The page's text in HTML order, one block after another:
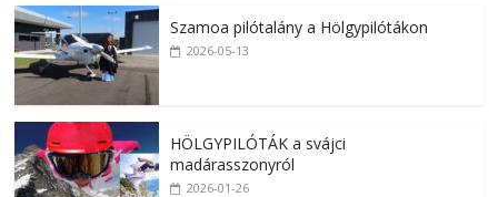
Szamoa pilótalány a Hölgypilótákon
2026-05-13
HÖLGYPILÓTÁK a svájci
madárasszonyról
2026-01-26